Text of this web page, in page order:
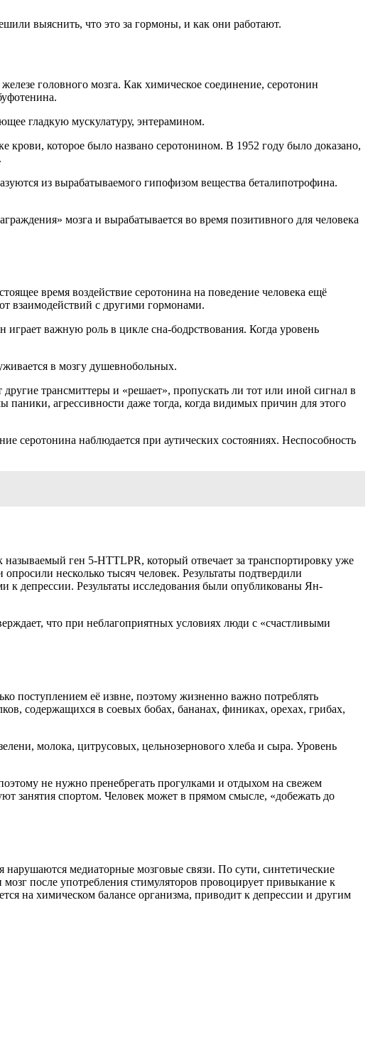
выяснить, что это за гормоны, и как они работают.
головного мозга. Как химическое соединение, серотонин
гладкую мускулатуру, энтерамином.
которое было названо серотонином. В 1952 году было доказано,
из вырабатываемого гипофизом вещества беталипотрофина.
мозга и вырабатывается во время позитивного для человека
время воздействие серотонина на поведение человека ещё
взаимодействий с другими гормонами.
важную роль в цикле сна-бодрствования. Когда уровень
в мозгу душевнобольных.
трансмиттеры и «решает», пропускать ли тот или иной сигнал в
паники, агрессивности даже тогда, когда видимых причин для этого
серотонина наблюдается при аутических состояниях. Неспособность
ген 5-HTTLPR, который отвечает за транспортировку уже
несколько тысяч человек. Результаты подтвердили
к депрессии. Результаты исследования были опубликованы Ян-
что при неблагоприятных условиях люди с «счастливыми
поступлением её извне, поэтому жизненно важно потреблять
содержащихся в соевых бобах, бананах, финиках, орехах, грибах,
молока, цитрусовых, цельнозернового хлеба и сыра. Уровень
не нужно пренебрегать прогулками и отдыхом на свежем
занятия спортом. Человек может в прямом смысле, «добежать до
медиаторные мозговые связи. По сути, синтетические
после употребления стимуляторов провоцирует привыкание к
на химическом балансе организма, приводит к депрессии и другим